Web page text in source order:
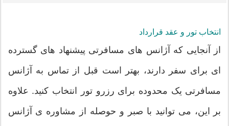
انتخاب تور و عقد قرارداد
از آنجایی که آژانس های مسافرتی پیشنهاد های گسترده
ای برای سفر دارند، بهتر است قبل از تماس به آژانس
مسافرتی یک محدوده برای رزرو تور انتخاب کنید. علاوه
بر این، می توانید با صبر و حوصله از مشاوره ی آژانس